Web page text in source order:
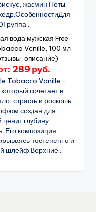
жасмин.Ноты
вода мужская Free
Vanille, 100 мл
описание)
289 руб.
Tobacco Vanille –
сочетает в
страсть и роскошь.
создан для
глубину,
Его композиция
постепенно и
шлейф.Верхние...